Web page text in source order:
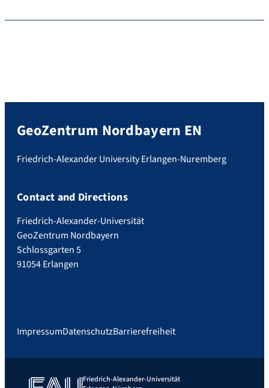
GeoZentrum Nordbayern EN
Friedrich-Alexander University Erlangen-Nuremberg
Contact and Directions
Friedrich-Alexander-Universität
GeoZentrum Nordbayern
Schlossgarten 5
91054 Erlangen
ImpressumDatenschutzBarrierefreiheit
Friedrich-Alexander-Universität